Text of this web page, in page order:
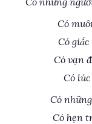
Có
Có
Có vạn
Có
Có
Có hẹn